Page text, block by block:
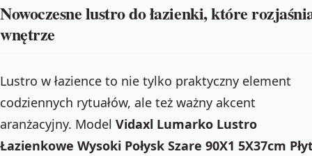
Nowoczesne lustro do łazienki, które
wnętrze
Lustro w łazience to nie tylko praktyczny element
codziennych rytuałów, ale też ważny akcent
aranżacyjny. Model Vidaxl Lumarko Lustro
Łazienkowe Wysoki Połysk Szare 90X1 5X37cm